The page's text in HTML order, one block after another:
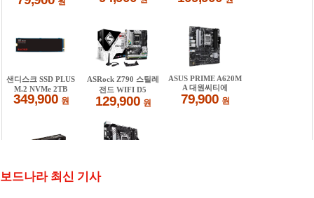
보드나라 최신 기사